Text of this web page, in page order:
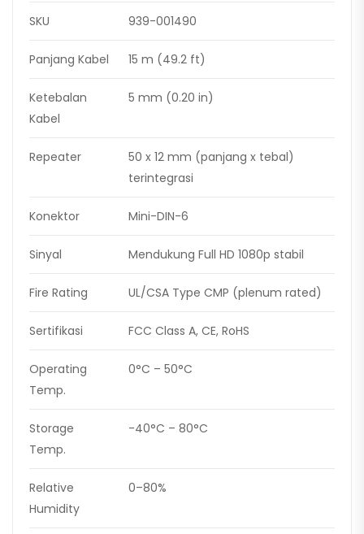
SKU 939-001490
Panjang Kabel 15 m (49.2 ft)
Ketebalan
Kabel
5 mm (0.20 in)
Repeater
50 x 12 mm (panjang x tebal)
terintegrasi
Konektor Mini-DIN-6
Sinyal Mendukung Full HD 1080p stabil
Fire Rating UL/CSA Type CMP (plenum rated)
Sertifikasi FCC Class A, CE, RoHS
Operating
Temp.
0°C – 50°C
Storage
Temp.
-40°C – 80°C
Relative
Humidity
0–80%